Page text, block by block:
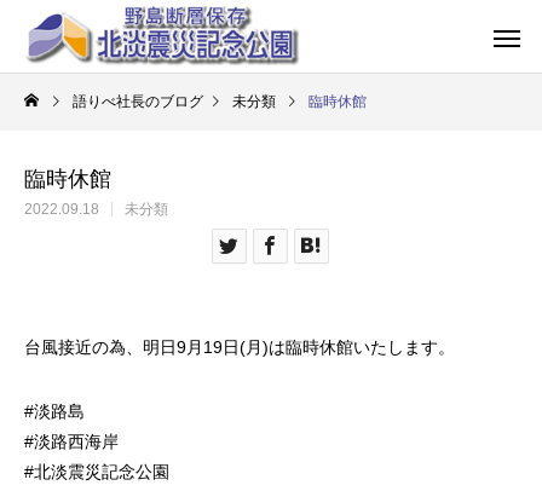
語りべ社長のブログ 未分類 臨時休館
臨時休館
2022.09.18 未分類
台風接近の為、明日9月19日(月)は臨時休館いたします。
#淡路島
#淡路西海岸
#北淡震災記念公園